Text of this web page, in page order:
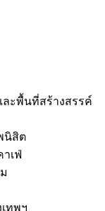
ะพื้นที่สร้างสรรค์
นิสิต
เฟ่
ทพฯ